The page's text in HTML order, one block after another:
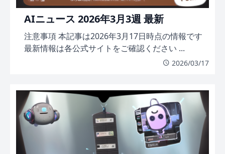
AIニュース 2026年3月3週 最新
注意事項 本記事は2026年3月17日時点の情報です
最新情報は各公式サイトをご確認ください ...
2026/03/17